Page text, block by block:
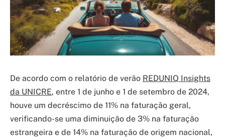
De acordo com o relatório de verão REDUNIQ Insights
da UNICRE, entre 1 de junho e 1 de setembro de 2024,
houve um decréscimo de 11% na faturação geral,
verificando-se uma diminuição de 3% na faturação
estrangeira e de 14% na faturação de origem nacional,